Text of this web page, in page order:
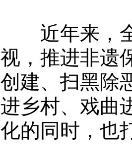
近年来，全
视，推进非遗
创建、扫黑除
进乡村、戏曲
化的同时，也